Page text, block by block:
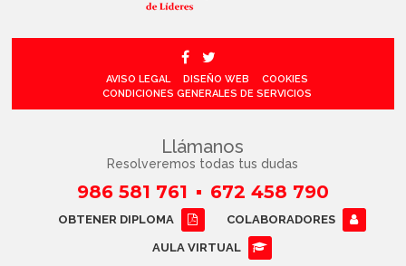
AVISO LEGAL DISEÑO WEB
COOKIES
CONDICIONES GENERALES DE SERVICIOS
Llámanos
Resolveremos todas tus dudas
986 581 761 672 458 790
OBTENER DIPLOMA COLABORADORES
AULA VIRTUAL